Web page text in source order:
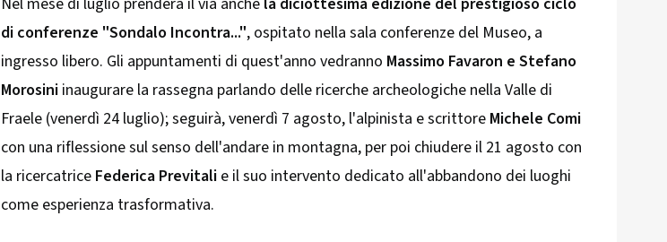
di conferenze "Sondalo Incontra...", ospitato nella sala conferenze del Museo, a
ingresso libero. Gli appuntamenti di quest'anno vedranno Massimo Favaron e Stefano
Morosini inaugurare la rassegna parlando delle ricerche archeologiche nella Valle di
Fraele (venerdì 24 luglio); seguirà, venerdì 7 agosto, l'alpinista e scrittore Michele Comi
con una riflessione sul senso dell'andare in montagna, per poi chiudere il 21 agosto con
la ricercatrice Federica Previtali e il suo intervento dedicato all'abbandono dei luoghi
come esperienza trasformativa.